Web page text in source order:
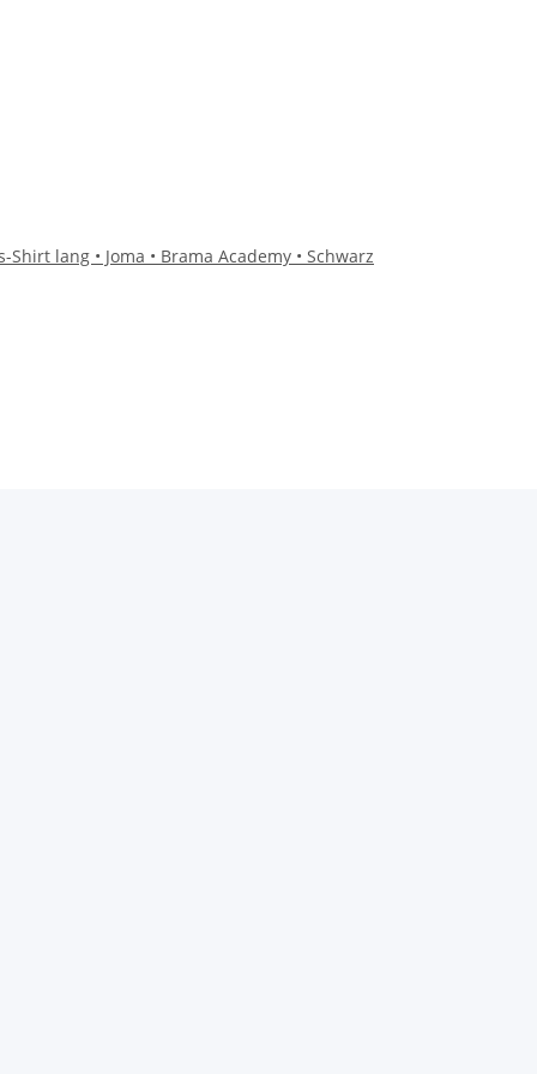
Shirt lang • Joma • Brama Academy • Schwarz